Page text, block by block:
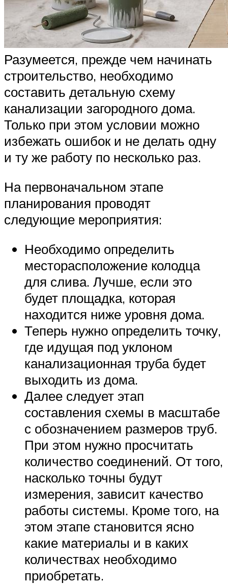
Разумеется, прежде чем начинать
строительство, необходимо
составить детальную схему
канализации загородного дома.
Только при этом условии можно
избежать ошибок и не делать одну
и ту же работу по несколько раз.
На первоначальном этапе
планирования проводят
следующие мероприятия:
Необходимо определить
месторасположение колодца
для слива. Лучше, если это
будет площадка, которая
находится ниже уровня дома.
Теперь нужно определить точку,
где идущая под уклоном
канализационная труба будет
выходить из дома.
Далее следует этап
составления схемы в масштабе
с обозначением размеров труб.
При этом нужно просчитать
количество соединений. От того,
насколько точны будут
измерения, зависит качество
работы системы. Кроме того, на
этом этапе становится ясно
какие материалы и в каких
количествах необходимо
приобретать.